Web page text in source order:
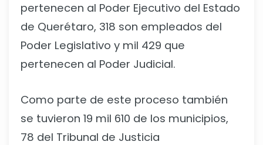
pertenecen al Poder Ejecutivo del Estado
de Querétaro, 318 son empleados del
Poder Legislativo y mil 429 que
pertenecen al Poder Judicial.
Como parte de este proceso también
se tuvieron 19 mil 610 de los municipios,
78 del Tribunal de Justicia